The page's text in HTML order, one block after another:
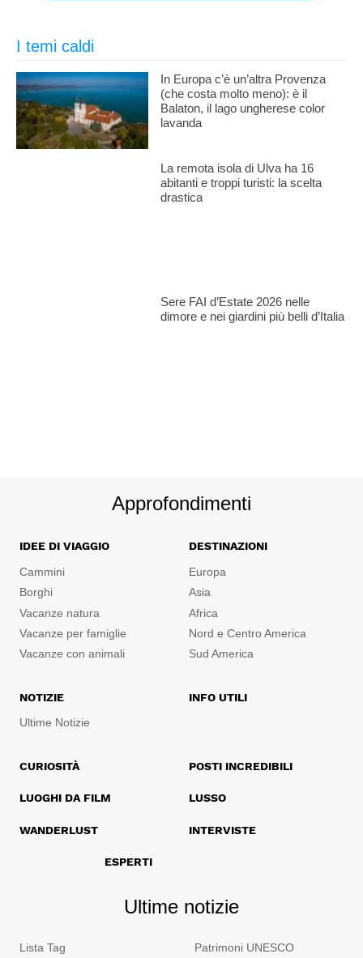
I temi caldi
In Europa c’è un’altra Provenza
(che costa molto meno): è il
Balaton, il lago ungherese color
lavanda
La remota isola di Ulva ha 16
abitanti e troppi turisti: la scelta
drastica
Sere FAI d’Estate 2026 nelle
dimore e nei giardini più belli d’Italia
Approfondimenti
IDEE DI VIAGGIO
Cammini
Borghi
Vacanze natura
Vacanze per famiglie
Vacanze con animali
DESTINAZIONI
Europa
Asia
Africa
Nord e Centro America
Sud America
NOTIZIE
Ultime Notizie
INFO UTILI
CURIOSITÀ POSTI INCREDIBILI
LUOGHI DA FILM LUSSO
WANDERLUST INTERVISTE
ESPERTI
Ultime notizie
Lista Tag
Patrimoni UNESCO